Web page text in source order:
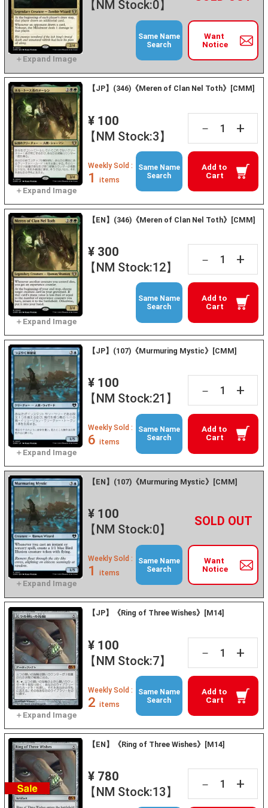
【NM Stock:0】
Want
Notice
Same Name
Search
【JP】(346)《Meren of Clan Nel Toth》[CMM]
¥ 100
【NM Stock:3】
－ +
Add to
Cart
Weekly Sold :
1 items
Same Name
Search
【EN】(346)《Meren of Clan Nel Toth》[CMM]
¥ 300
【NM Stock:12】
－ +
Add to
Cart
Same Name
Search
【JP】(107)《Murmuring Mystic》[CMM]
¥ 100
【NM Stock:21】
－ +
Add to
Cart
Weekly Sold :
6 items
Same Name
Search
【EN】(107)《Murmuring Mystic》[CMM]
¥ 100
【NM Stock:0】
－ +
Want
Notice
Weekly Sold :
1 items
Same Name
Search
【JP】《Ring of Three Wishes》[M14]
¥ 100
【NM Stock:7】
－ +
Add to
Cart
Weekly Sold :
2 items
Same Name
Search
【EN】《Ring of Three Wishes》[M14]
¥ 780
【NM Stock:13】
－ +